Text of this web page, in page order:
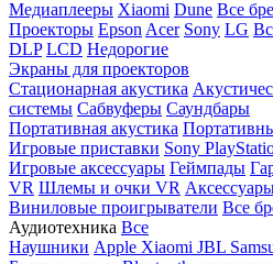
Медиаплееры Xiaomi Dune Все
Проекторы Epson Acer Sony LG
DLP LCD Недорогие
Экраны для проекторов
Стационарная акустика
системы Сабвуферы Саундбары
Портативная акустика
Игровые приставки Sony
Игровые аксессуары Геймпады
VR Шлемы и очки VR
Виниловые проигрыватели Все
Аудиотехника Все
Наушники Apple Xiaomi JBL